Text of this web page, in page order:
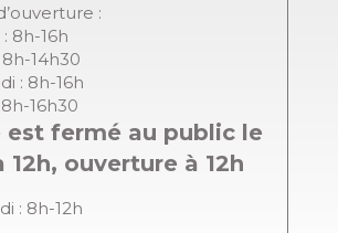
:
8h-16h
14h30
: 8h-16h
16h30
est fermé au public le
ouverture à 12h
: 8h-12h